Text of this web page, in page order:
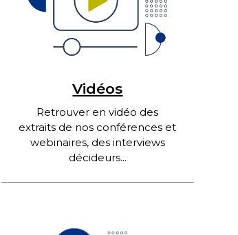
Vidéos
Retrouver en vidéo des
extraits de nos conférences et
webinaires, des interviews
décideurs...